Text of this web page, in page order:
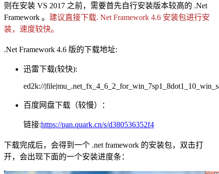
则在安装 VS 2017 之前，需要首先自行安装版本较高的 .Net
Framework 。 建议直接下载. Net Framework 4.6 安装包进行安
装，速度较快。
.Net Framework 4.6 版的下载地址:
迅雷下载(较快):
ed2k://
百度网盘下载（较慢）：
链接:https://pan.quark.cn/s/d380536352f4
下载完成后，会得到一个 .net framework 的安装包，双击打
开，会出现下面的一个安装进度条：